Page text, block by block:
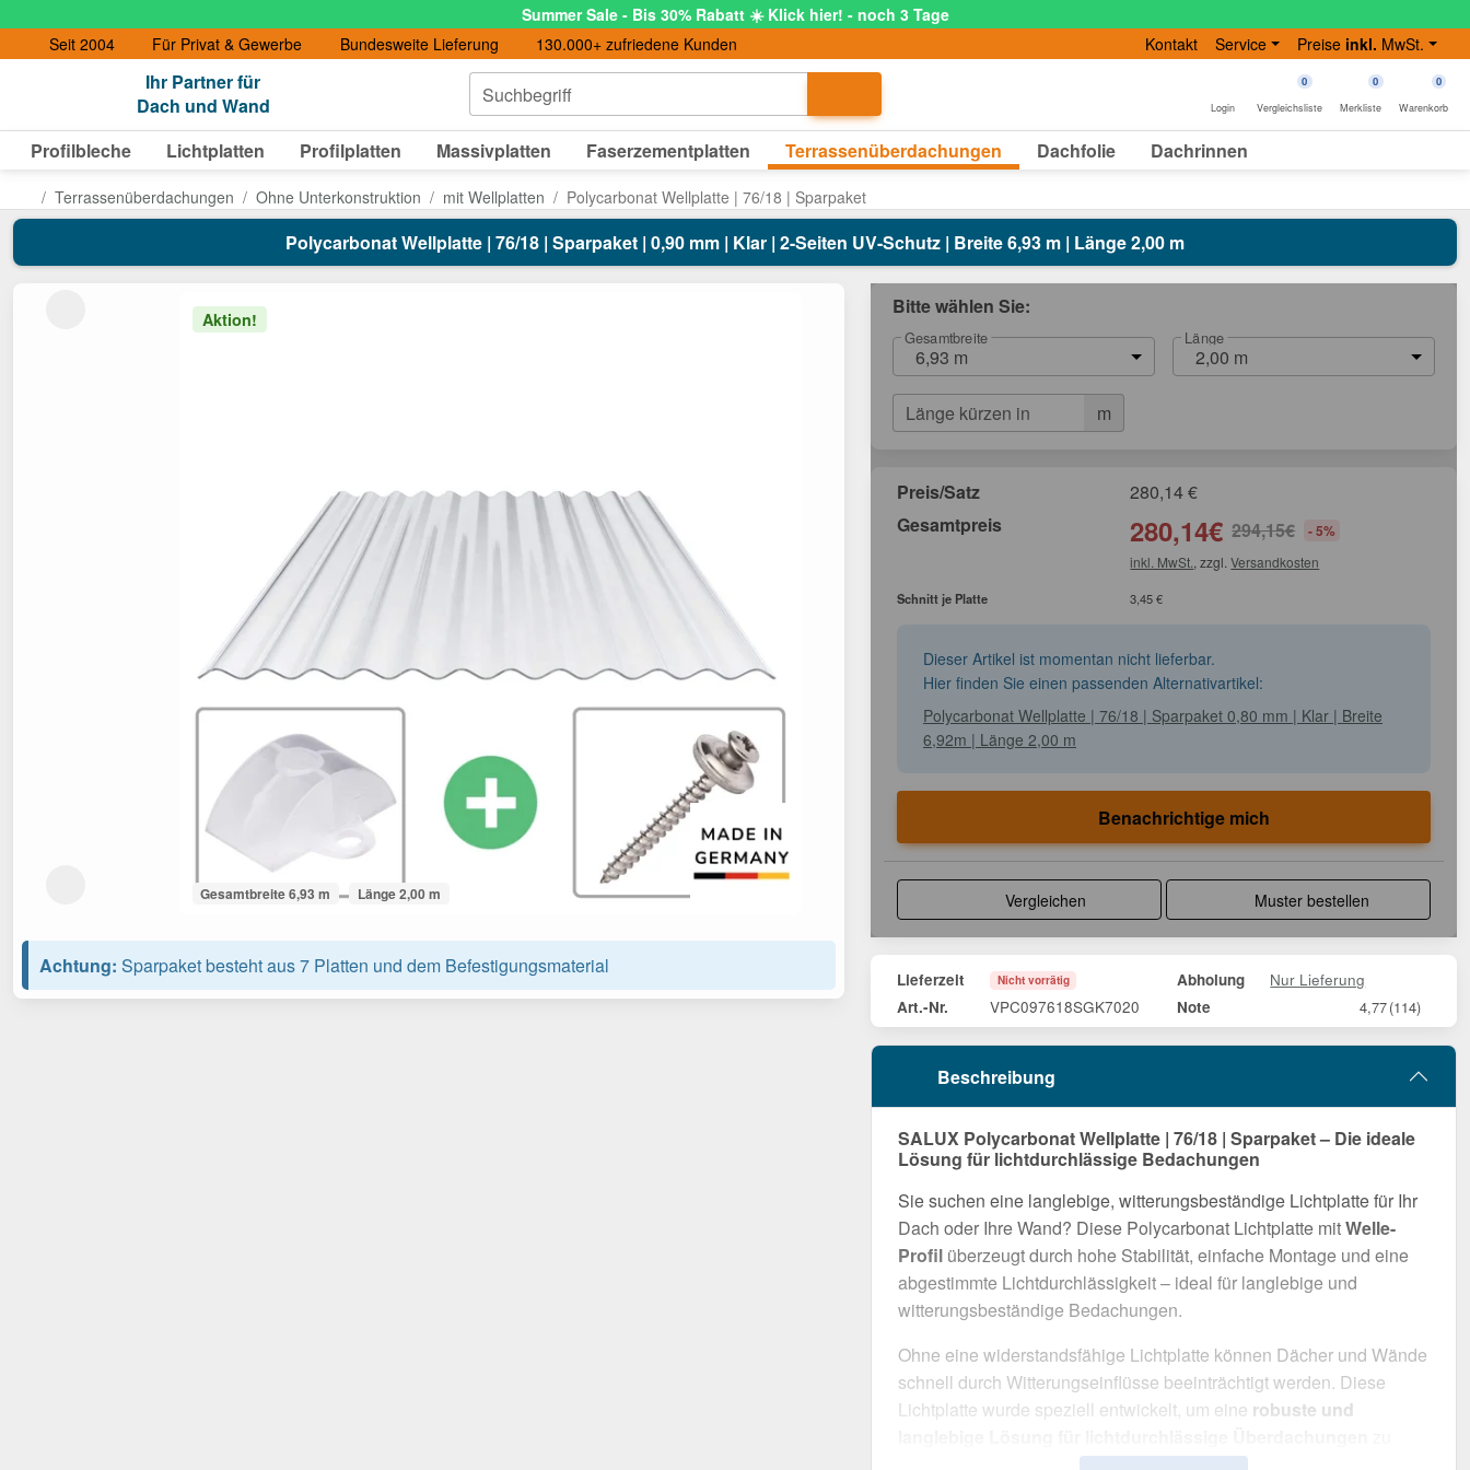
Summer Sale - Bis 30% Rabatt ☀️ Klick hier! - noch 3 Tage
Seit 2004
Für Privat & Gewerbe Bundesweite Lieferung 130.000+ zufriedene Kunden Kontakt Service Preise inkl. MwSt.
Ihr Partner für
Dach und Wand
Suchbegriff
Login
0
Vergleichsliste
0
Merkliste
0
Warenkorb
Profilbleche Lichtplatten Profilplatten Massivplatten Faserzementplatten Terrassenüberdachungen Dachfolie Dachrinnen
Terrassenüberdachungen Ohne Unterkonstruktion mit Wellplatten Polycarbonat Wellplatte | 76/18 | Sparpaket
Polycarbonat Wellplatte | 76/18 | Sparpaket | 0,90 mm | Klar | 2-Seiten UV-Schutz | Breite 6,93 m | Länge 2,00 m
Aktion!
Gesamtbreite 6,93 m Länge 2,00 m
Achtung: Sparpaket besteht aus 7 Platten und dem Befestigungsmaterial
Bitte wählen Sie:
Gesamtbreite
6,93 m
Länge
2,00 m
m
Länge kürzen in
Preis/Satz 280,14€
Gesamtpreis
280,14€ 294,15€ - 5%
inkl. MwSt. , zzgl.Versandkosten
Schnitt je Platte 3,45 €
Dieser Artikel ist momentan nicht lieferbar.
Hier finden Sie einen passenden Alternativartikel:
Polycarbonat Wellplatte | 76/18 | Sparpaket 0,80 mm | Klar | Breite
6,92m | Länge 2,00 m
Benachrichtige mich
Vergleichen Muster bestellen
Lieferzeit Nicht vorrätig Abholung Nur Lieferung
Art.-Nr. VPC097618SGK7020 Note 4,77(114)
Beschreibung
SALUX Polycarbonat Wellplatte | 76/18 | Sparpaket – Die ideale
Lösung für lichtdurchlässige Bedachungen
Sie suchen eine langlebige, witterungsbeständige Lichtplatte für Ihr
Dach oder Ihre Wand? Diese Polycarbonat Lichtplatte mitWelle-
Profil überzeugt durch hohe Stabilität, einfache Montage und eine
abgestimmte Lichtdurchlässigkeit – ideal für langlebige und
witterungsbeständige Bedachungen.
Ohne eine widerstandsfähige Lichtplatte können Dächer und Wände
schnell durch Witterungseinflüsse beeinträchtigt werden. Diese
Lichtplatte wurde speziell entwickelt, um eine robuste und
bieten. Sie überzeugt durch einfache Handhabung, hohe